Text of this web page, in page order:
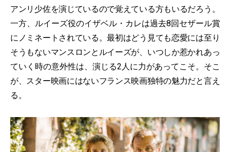
アンリ少佐を演じているので覚えている方もいるだろう。
一方、ルイーズ役のイザベル・カレは過去8回セザール賞
にノミネートされている。最初はどう見ても恋愛には至り
そうもないマンスロンとルイーズが、いつしか惹かれあっ
ていく時の意外性は、演じる2人に力があってこそ。そこ
が、スター映画にはないフランス映画独特の魅力だと言え
る。